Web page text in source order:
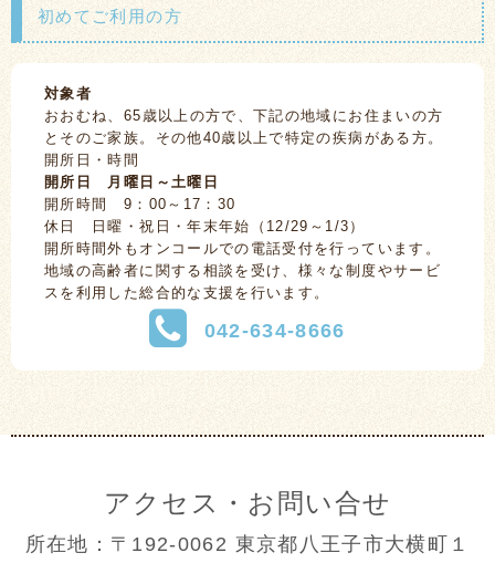
初めてご利用の方
対象者
おおむね、65歳以上の方で、下記の地域にお住まいの方
とそのご家族。その他40歳以上で特定の疾病がある方。
開所日・時間
開所日 月曜日～土曜日
開所時間 9：00～17：30
休日 日曜・祝日・年末年始（12/29～1/3）
開所時間外もオンコールでの電話受付を行っています。
地域の高齢者に関する相談を受け、様々な制度やサービ
スを利用した総合的な支援を行います。
042-634-8666
アクセス・お問い合せ
所在地：〒192-0062 東京都八王子市大横町１